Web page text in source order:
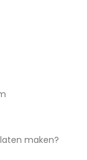
maken?